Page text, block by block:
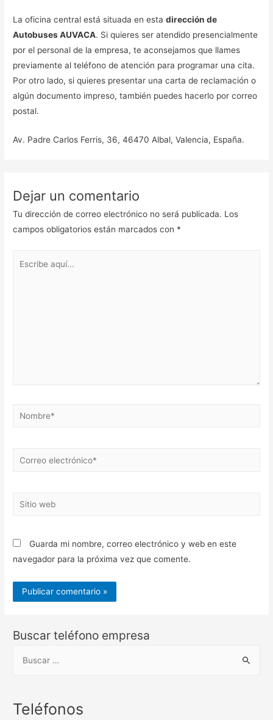
La oficina central está situada en estadirección de
Autobuses AUVACA. Si quieres ser atendido presencialmente
por el personal de la empresa, te aconsejamos que llames
previamente al teléfono de atención para programar una cita.
Por otro lado, si quieres presentar una carta de reclamación o
algún documento impreso, también puedes hacerlo por correo
postal.
Av. Padre Carlos Ferris, 36, 46470 Albal, Valencia, España.
Dejar un comentario
Tu dirección de correo electrónico no será publicada. Los
campos obligatorios están marcados con *
Nombre*
Correo
Sitio
Guarda mi nombre, correo electrónico y web en este
navegador para la próxima vez que comente.
Buscar teléfono empresa
c
Teléfonos